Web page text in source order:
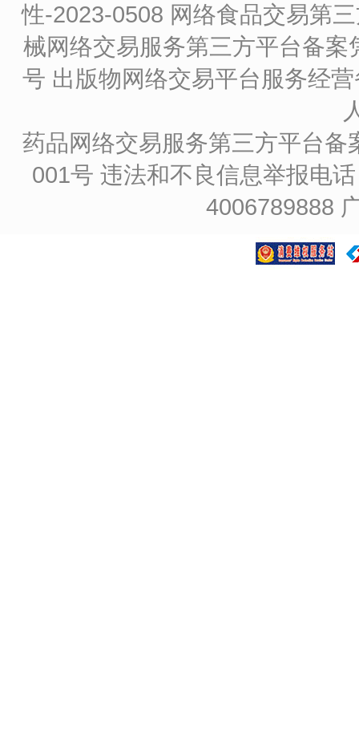
性-2023-0508 网络食品交易第
械网络交易服务第三方平台备
号 出版物网络交易平台服务经
药品网络交易服务第三方平台
001号 违法和不良信息举报电
4006789888